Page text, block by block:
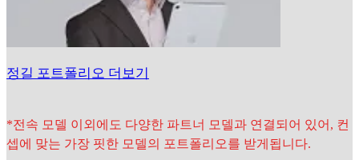
정길 포트폴리오 더보기
*전속 모델 이외에도 다양한 파트너 모델과 연결되어 있어, 컨
셉에 맞는 가장 핏한 모델의 포트폴리오를 받게됩니다.